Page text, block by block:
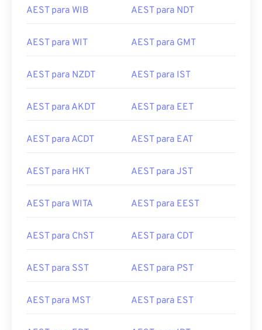
AEST para WIB AEST para NDT
AEST para WIT AEST para GMT
AEST para NZDT AEST para IST
AEST para AKDT AEST para EET
AEST para ACDT AEST para EAT
AEST para HKT AEST para JST
AEST para WITA AEST para EEST
AEST para ChST AEST para CDT
AEST para SST AEST para PST
AEST para MST AEST para EST